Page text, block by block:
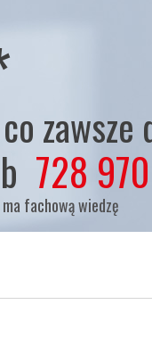
728
fachową wiedzę